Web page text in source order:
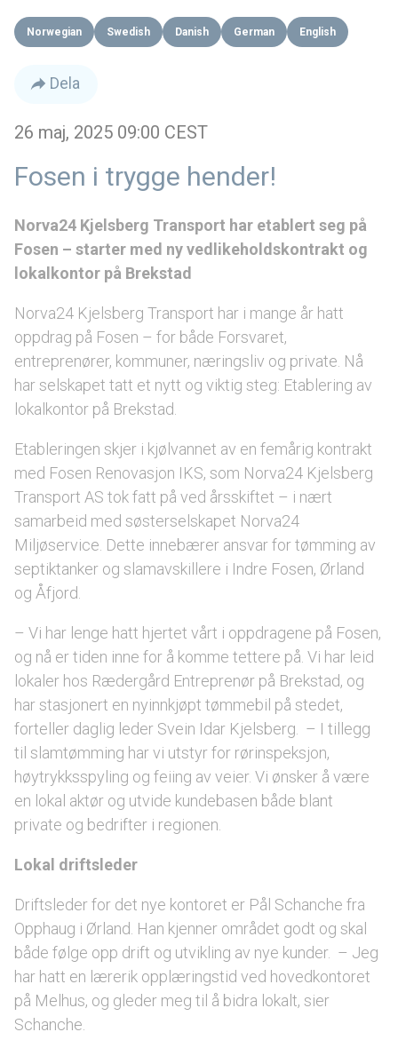
Norwegian Swedish Danish German English
Dela
26 maj, 2025 09:00 CEST
Fosen i trygge hender!
Norva24 Kjelsberg Transport har etablert seg på
Fosen – starter med ny vedlikeholdskontrakt og
lokalkontor på Brekstad
Norva24 Kjelsberg Transport har i mange år hatt
oppdrag på Fosen – for både Forsvaret,
entreprenører, kommuner, næringsliv og private. Nå
har selskapet tatt et nytt og viktig steg: Etablering av
lokalkontor på Brekstad.
Etableringen skjer i kjølvannet av en femårig kontrakt
med Fosen Renovasjon IKS, som Norva24 Kjelsberg
Transport AS tok fatt på ved årsskiftet – i nært
samarbeid med søsterselskapet Norva24
Miljøservice. Dette innebærer ansvar for tømming av
septiktanker og slamavskillere i Indre Fosen, Ørland
og Åfjord.
– Vi har lenge hatt hjertet vårt i oppdragene på Fosen,
og nå er tiden inne for å komme tettere på. Vi har leid
lokaler hos Rædergård Entreprenør på Brekstad, og
har stasjonert en nyinnkjøpt tømmebil på stedet,
forteller daglig leder Svein Idar Kjelsberg. – I tillegg
til slamtømming har vi utstyr for rørinspeksjon,
høytrykksspyling og feiing av veier. Vi ønsker å være
en lokal aktør og utvide kundebasen både blant
private og bedrifter i regionen.
Lokal driftsleder
Driftsleder for det nye kontoret er Pål Schanche fra
Opphaug i Ørland. Han kjenner området godt og skal
både følge opp drift og utvikling av nye kunder. – Jeg
har hatt en lærerik opplæringstid ved hovedkontoret
på Melhus, og gleder meg til å bidra lokalt, sier
Schanche.